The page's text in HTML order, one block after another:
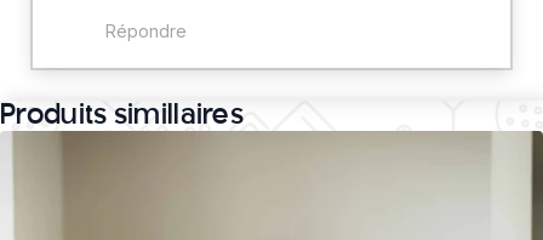
Répondre
Produits simillaires